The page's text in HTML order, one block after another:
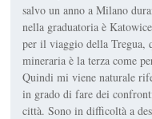
salvo un anno a Milano
nella graduatoria è
per il viaggio della Tregua,
mineraria è la terza come
Quindi mi viene naturale
in grado di fare dei
città. Sono in difficoltà a